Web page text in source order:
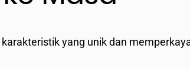
yang unik dan